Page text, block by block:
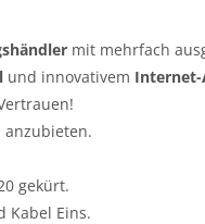
mit mehrfach
und innovativem
anzubieten.
gekürt.
Kabel Eins.